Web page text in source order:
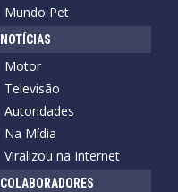
Mundo Pet
NOTÍCIAS
Motor
Televisão
Autoridades
Na Mídia
Viralizou na Internet
COLABORADORES